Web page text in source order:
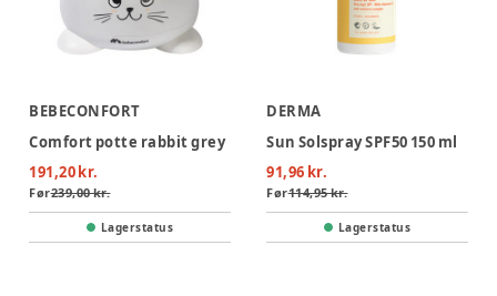
BEBECONFORT
Comfort potte rabbit grey
191,20 kr.
Før239,00 kr.
Lagerstatus
DERMA
Sun Solspray SPF50 150 ml
91,96 kr.
Før114,95 kr.
Lagerstatus